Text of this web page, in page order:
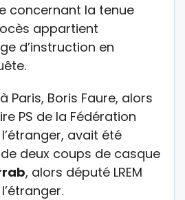
concernant la tenue
appartient
d’instruction en
Paris, Boris Faure, alors
PS de la Fédération
avait été
deux coups de casque
, alors député LREM